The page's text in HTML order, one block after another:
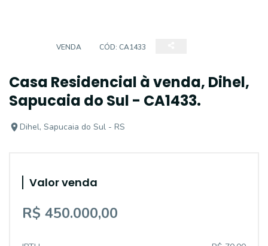
VENDA CÓD: CA1433
Casa Residencial à venda, Dihel,
Sapucaia do Sul - CA1433.
Dihel, Sapucaia do Sul - RS
Valor venda
R$ 450.000,00